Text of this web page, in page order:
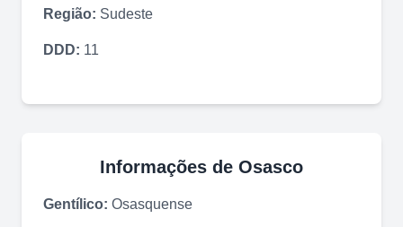
Região: Sudeste
DDD: 11
Informações de Osasco
Gentílico: Osasquense